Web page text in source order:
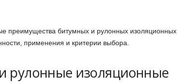
преимущества битумных и рулонных изоляционных
применения и критерии выбора.
рулонные изоляционные